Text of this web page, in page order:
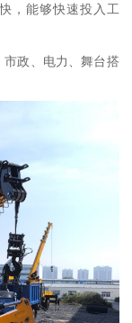
，能够快速投入工
政、电力、舞台搭